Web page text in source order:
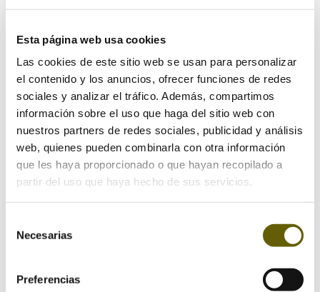
Esta página web usa cookies
Las cookies de este sitio web se usan para personalizar
el contenido y los anuncios, ofrecer funciones de redes
sociales y analizar el tráfico. Además, compartimos
información sobre el uso que haga del sitio web con
nuestros partners de redes sociales, publicidad y análisis
web, quienes pueden combinarla con otra información
que les haya proporcionado o que hayan recopilado a
partir del uso que haya hecho de sus servicios.
Necesarias
Preferencias
Submit a Comment
Your email address will not be published. Required
fields are marked*